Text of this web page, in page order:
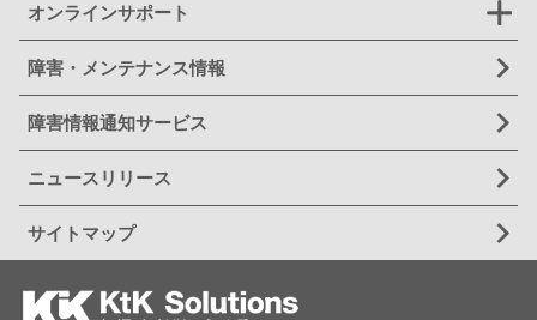
オンラインサポート
障害・メンテナンス情報
障害情報通知サービス
ニュースリリース
サイトマップ